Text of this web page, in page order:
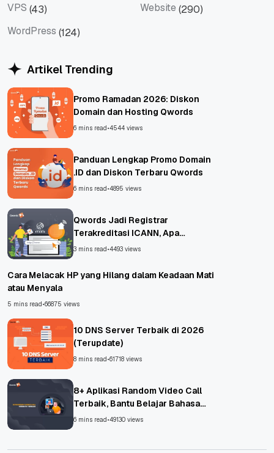
VPS (43) Website (290)
WordPress (124)
Artikel Trending
Promo Ramadan 2026: Diskon
Domain dan Hosting Qwords
6 mins read•4544 views
Panduan Lengkap Promo Domain
.ID dan Diskon Terbaru Qwords
6 mins read•4895 views
Qwords Jadi Registrar
Terakreditasi ICANN, Apa
Untungnya?
3 mins read•4493 views
Cara Melacak HP yang Hilang dalam Keadaan Mati
atau Menyala
5 mins read•66875 views
10 DNS Server Terbaik di 2026
(Terupdate)
8 mins read•61718 views
8+ Aplikasi Random Video Call
Terbaik, Bantu Belajar Bahasa
Asing!
6 mins read•49130 views